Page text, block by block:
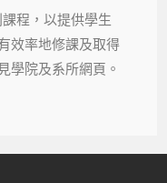
程，以提供學生
效率地修課及取得
學院及系所網頁。